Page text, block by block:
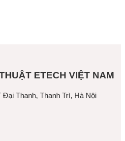
ETECH VIỆT NAM
Thanh, Thanh Trì, Hà Nội